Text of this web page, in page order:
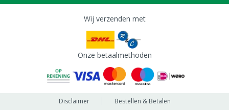
Wij verzenden met
Onze betaalmethoden
Disclaimer
Bestellen & Betalen